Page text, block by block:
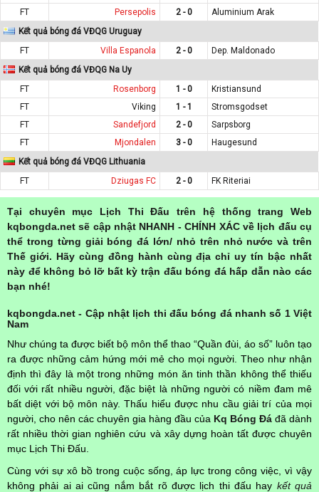
FT
Persepolis 2 - 0
Aluminium Arak
Kết quả bóng đá VĐQG Uruguay
FT
Villa Espanola 2 - 0
Dep. Maldonado
Kết quả bóng đá VĐQG Na Uy
FT
Rosenborg 1 - 0
Kristiansund
FT
Viking 1 - 1
Stromsgodset
FT
Sandefjord 2 - 0
Sarpsborg
FT
Mjondalen 3 - 0
Haugesund
Kết quả bóng đá VĐQG Lithuania
FT
Dziugas FC 2 - 0 FK Riteriai
Tại chuyên mục Lịch Thi Đấu trên hệ thống trang Web
kqbongda.net sẽ cập nhật NHANH - CHÍNH XÁC về lịch đấu cụ
thể trong từng giải bóng đá lớn/ nhỏ trên nhỏ nước và trên
Thế giới. Hãy cùng đồng hành cùng địa chỉ uy tín bậc nhất
này để không bỏ lỡ bất kỳ trận đấu bóng đá hấp dẫn nào các
bạn nhé!
kqbongda.net - Cập nhật lịch thi đấu bóng đá nhanh số 1 Việt
Nam
Như chúng ta được biết bộ môn thể thao “Quần đùi, áo số” luôn tạo
ra được những cảm hứng mới mẻ cho mọi người. Theo như nhận
định thì đây là một trong những món ăn tinh thần không thể thiếu
đối với rất nhiều người, đặc biệt là những người có niềm đam mê
bất diệt với bộ môn này. Thấu hiểu được nhu cầu giải trí của mọi
người, cho nên các chuyên gia hàng đầu của Kq Bóng Đá đã dành
rất nhiều thời gian nghiên cứu và xây dựng hoàn tất được chuyên
mục Lịch Thi Đấu.
Cùng với sự xô bồ trong cuộc sống, áp lực trong công việc, vì vậy
không phải ai ai cũng nắm bắt rõ được lịch thi đấu hay kết quả